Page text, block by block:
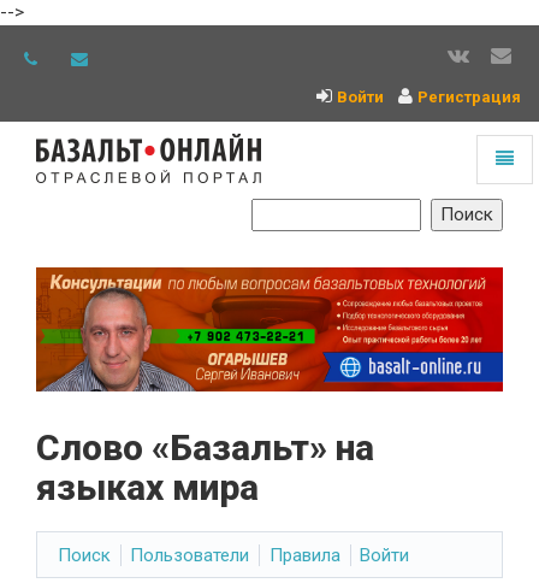
-->
Войти Регистрация
Слово «Базальт» на
языках мира
Поиск Пользователи Правила Войти